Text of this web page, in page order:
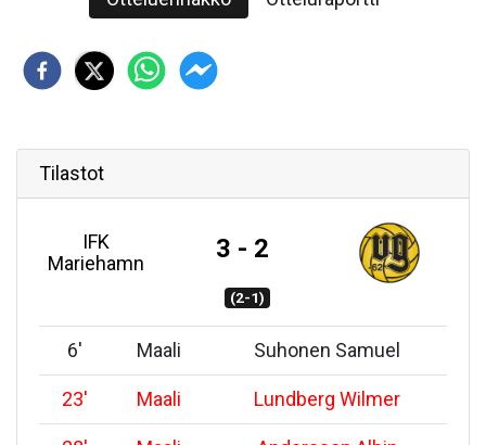
Tilastot
IFK
Mariehamn
3 - 2
(2-1)
6' Maali Suhonen Samuel
23' Maali Lundberg Wilmer